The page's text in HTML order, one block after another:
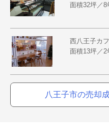
面積32坪／8
西八王子カ
面積13坪／2
八王子市の売却